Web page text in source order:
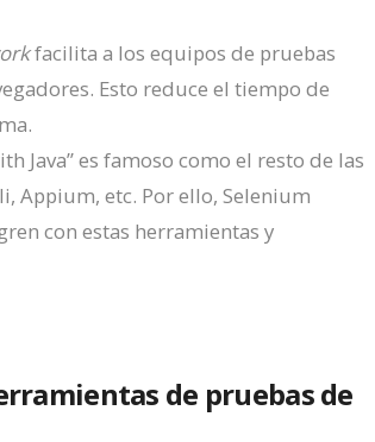
facilita a los equipos de pruebas
Esto reduce el tiempo de
Java” es famoso como el resto de las
Appium, etc. Por ello, Selenium
con estas herramientas y
de pruebas de